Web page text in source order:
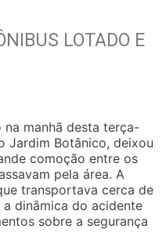
LOTADO E
manhã desta terça-
Jardim Botânico, deixou
comoção entre os
pela área. A
transportava cerca de
dinâmica do acidente
sobre a segurança